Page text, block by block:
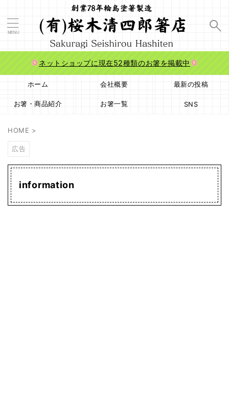
ネットショップに現在52種類のお箸を掲載中
ホーム 会社概要 最新の投稿
お箸・商品紹介 お箸一覧 SNS
HOME >
広告
information